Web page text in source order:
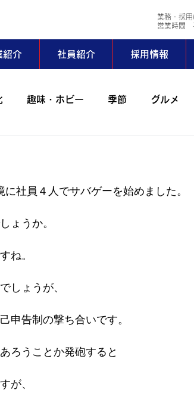
業務・採
営業時間
紹介 社員紹介 採用情報
趣味・ホビー 季節 グルメ
ッとステーション 野外活動サークル
社員４人でサバゲーを始めました。
ょうか。
ね。
しょうが、
申告制の撃ち合いです。
ろうことか発砲すると
が、